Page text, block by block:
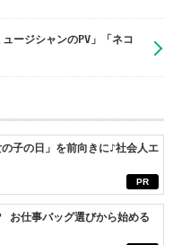
ージシャンのPV」「ネコ
PR
子の日」を前向きに♪社会人エ
お仕事バッグ選びから始める